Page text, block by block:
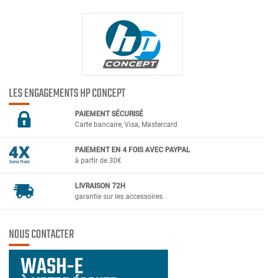
LES ENGAGEMENTS HP CONCEPT
PAIEMENT SÉCURISÉ
Carte bancaire, Visa, Mastercard
PAIEMENT EN 4 FOIS AVEC PAYPAL
à partir de 30€
LIVRAISON 72H
garantie sur les accessoires
NOUS CONTACTER